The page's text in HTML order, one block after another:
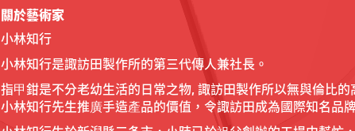
關於藝術家
小林知行
小林知行是諏訪田製作所的第三代傳人兼社長。
指甲鉗是不分老幼生活的日常之物, 諏訪田製作所以無與倫比
小林知行先生推廣手造產品的價值，令諏訪田成為國際知名品牌